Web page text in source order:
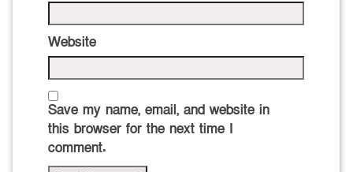
Website
Save my name, email, and website in
this browser for the next time I
comment.